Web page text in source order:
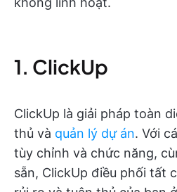
1. ClickUp
ClickUp là giải pháp toàn
thủ và quản lý dự án. Với
tùy chỉnh và chức năng,
sẵn, ClickUp điều phối tất